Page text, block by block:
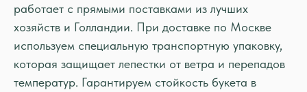
работает с прямыми поставками из лучших
хозяйств и Голландии. При доставке по Москве
используем специальную транспортную упаковку,
которая защищает лепестки от ветра и перепадов
температур. Гарантируем стойкость букета в